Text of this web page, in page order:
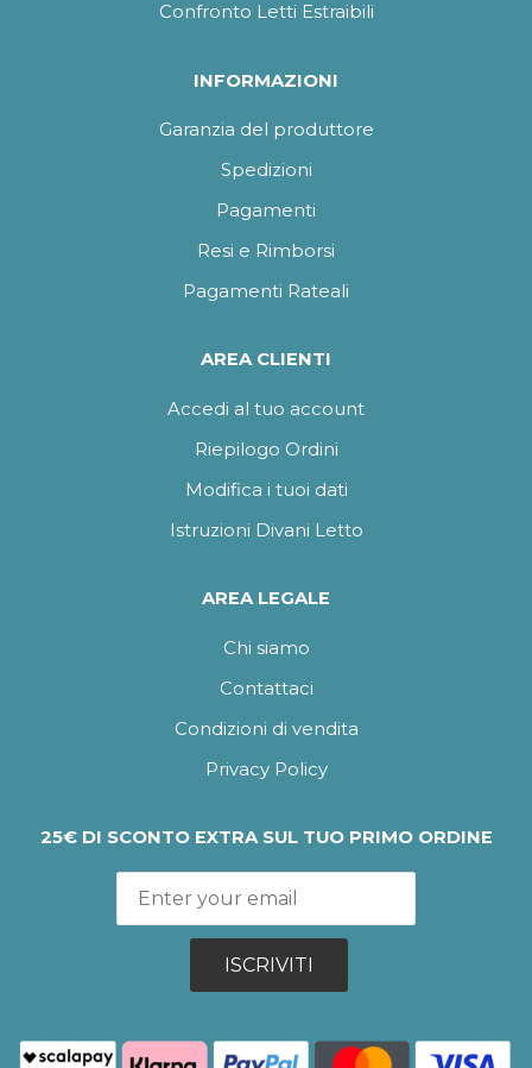
Confronto Letti Estraibili
INFORMAZIONI
Garanzia del produttore
Spedizioni
Pagamenti
Resi e Rimborsi
Pagamenti Rateali
AREA CLIENTI
Accedi al tuo account
Riepilogo Ordini
Modifica i tuoi dati
Istruzioni Divani Letto
AREA LEGALE
Chi siamo
Contattaci
Condizioni di vendita
Privacy Policy
25€ DI SCONTO EXTRA SUL TUO PRIMO ORDINE
ISCRIVITI